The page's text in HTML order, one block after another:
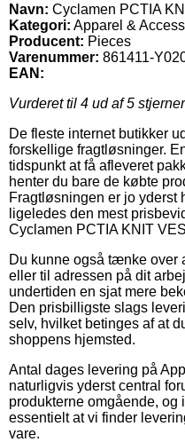
Navn: Cyclamen PCTIA
Kategori: Apparel &
Producent: Pieces
Varenummer: 861411-
EAN:
Vurderet til 4 ud af 5
De fleste internet butikker
forskellige fragtløsninger.
tidspunkt at få afleveret
henter du bare de købte
Fragtløsningen er jo
ligeledes den mest
Cyclamen PCTIA KNIT
Du kunne også tænke over
eller til adressen på dit
undertiden en sjat mere
Den prisbilligste slags
selv, hvilket betinges af at
shoppens hjemsted.
Antal dages levering på
naturligvis yderst central
produkterne omgående, og
essentielt at vi finder
vare.